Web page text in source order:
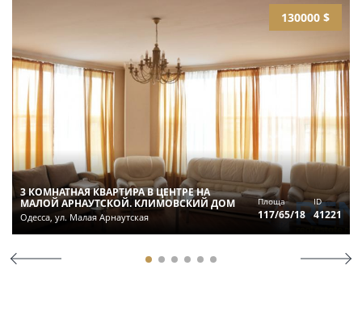
130000 $
3 КОМНАТНАЯ КВАРТИРА В ЦЕНТРЕ НА
МАЛОЙ АРНАУТСКОЙ. КЛИМОВСКИЙ ДОМ
Одесса, ул. Малая Арнаутская
Площа
117/65/18
ID
41221